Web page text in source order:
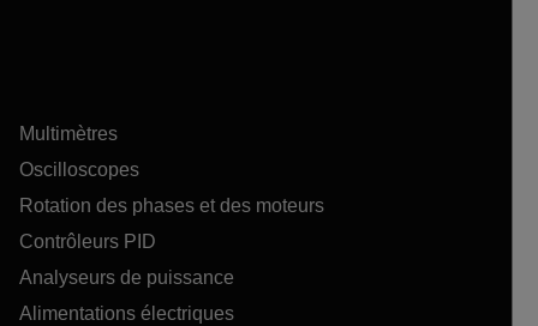
Multimètres
Oscilloscopes
Rotation des phases et des moteurs
Contrôleurs PID
Analyseurs de puissance
Alimentations électriques